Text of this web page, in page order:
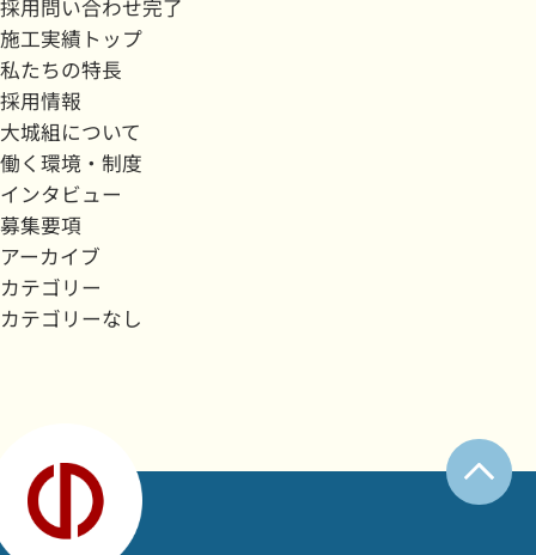
採用問い合わせ完了
施工実績トップ
私たちの特長
採用情報
大城組について
働く環境・制度
インタビュー
募集要項
アーカイブ
カテゴリー
カテゴリーなし